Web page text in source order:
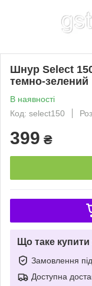
Шнур Select
темно-зелений
В наявності
Код: select150
399 ₴
Що таке
Замовлення
Доступна